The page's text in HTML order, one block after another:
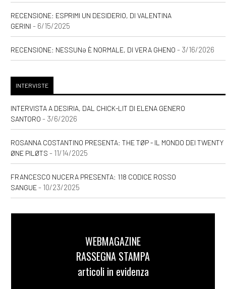
RECENSIONE: ESPRIMI UN DESIDERIO, DI VALENTINA
GERINI - 6/15/2025
RECENSIONE: NESSUNƏ È NORMALE, DI VERA GHENO - 3/16/2026
INTERVISTE
INTERVISTA A DESIRIA, DAL CHICK-LIT DI ELENA GENERO
SANTORO - 3/6/2026
ROSANNA COSTANTINO PRESENTA: THE TØP - IL MONDO DEI TWENTY
ØNE PILØTS - 11/14/2025
FRANCESCO NUCERA PRESENTA: 118 CODICE ROSSO
SANGUE- 10/23/2025
WEBMAGAZINE
RASSEGNA STAMPA
articoli in evidenza